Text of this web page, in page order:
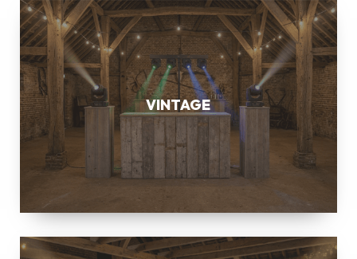
VINTAGE
VINTAGE
BOTANIC